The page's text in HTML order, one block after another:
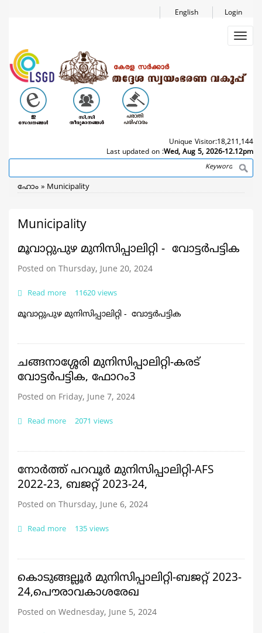
Login
English
Unique Visitor:18,211,144
Last updated on :Wed, Aug 5, 2026-12.12pm
Search
Breadcrumb
ഹോം Municipality
Municipality
മൂവാറ്റുപുഴ മുനിസിപ്പാലിറ്റി - വോട്ടർപട്ടിക
Posted on Thursday, June 20, 2024
Read more about
മുനിസിപ്പാലിറ്റി
11620 views
മൂവാറ്റുപുഴ മുനിസിപ്പാലിറ്റി - വോട്ടർപട്ടിക
ചങ്ങനാശ്ശേരി മുനിസിപ്പാലിറ്റി-കരട്
വോട്ടർപട്ടിക, ഫോറം3
Posted on Friday, June 7, 2024
Read more about
കരട്
വോട്ടർപട്ടിക,
ഫോറം3
2071 views
നോർത്ത് പറവൂർ മുനിസിപ്പാലിറ്റി-AFS
2022-23, ബജറ്റ് 2023-24,
Posted on Thursday, June 6, 2024
Read more about
AFS
23,
ബജറ്റ്
24,
135 views
കൊടുങ്ങല്ലൂർ മുനിസിപ്പാലിറ്റി-ബജറ്റ് 2023-
24,പൌരാവകാശരേഖ
Posted on Wednesday, June 5, 2024